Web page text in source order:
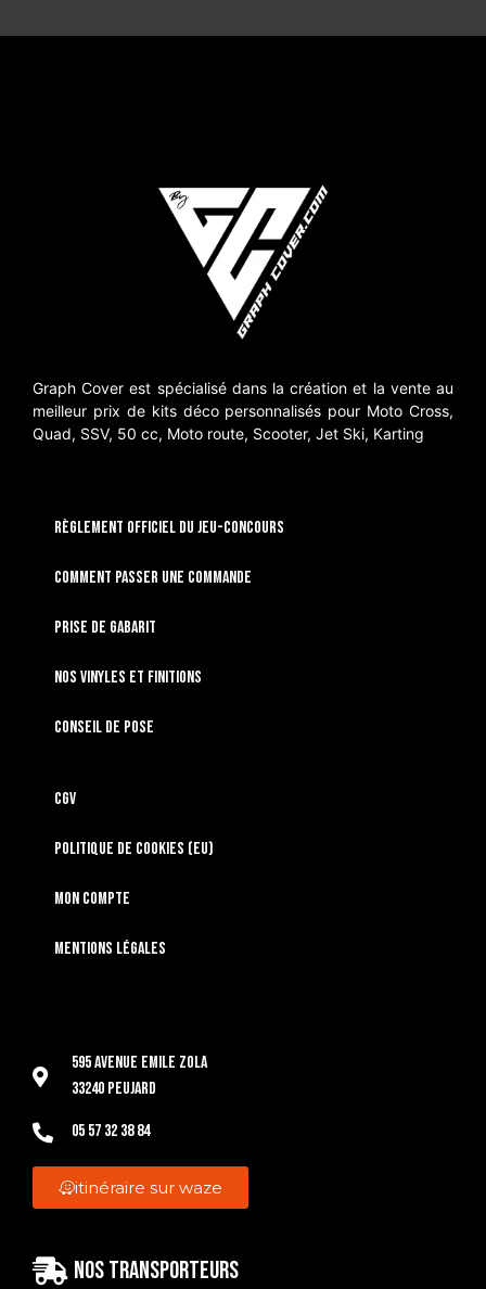
Graph Cover est spécialisé dans la création et la vente au
meilleur prix de kits déco personnalisés pour Moto Cross,
Quad, SSV, 50 cc, Moto route, Scooter, Jet Ski, Karting
RÈGLEMENT OFFICIEL DU JEU-CONCOURS
Comment passer une commande
Prise de gabarit
Nos vinyles et finitions
Conseil de pose
CGV
Politique de cookies (EU)
Mon compte
Mentions légales
595 Avenue Emile Zola
33240 Peujard
05 57 32 38 84
itinéraire sur waze
Nos transporteurs